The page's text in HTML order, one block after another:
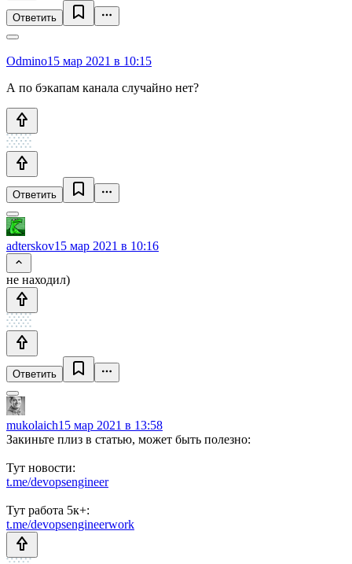
Ответить
Odmino15 мар 2021 в 10:15
А по бэкапам канала случайно нет?
Ответить
adterskov15 мар 2021 в 10:16
не находил)
Ответить
mukolaich15 мар 2021 в 13:58
Закиньте плиз в статью, может быть полезно:
Тут новости:
t.me/devopsengineer
Тут работа 5к+:
t.me/devopsengineerwork